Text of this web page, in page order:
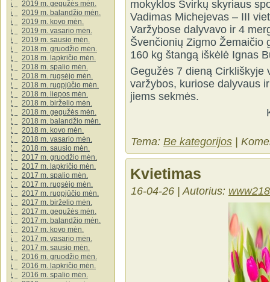
2019 m. gegužės mėn.
2019 m. balandžio mėn.
2019 m. kovo mėn.
2019 m. vasario mėn.
2019 m. sausio mėn.
2018 m. gruodžio mėn.
2018 m. lapkričio mėn.
2018 m. spalio mėn.
2018 m. rugsėjo mėn.
2018 m. rugpjūčio mėn.
2018 m. liepos mėn.
2018 m. birželio mėn.
2018 m. gegužės mėn.
2018 m. balandžio mėn.
2018 m. kovo mėn.
2018 m. vasario mėn.
2018 m. sausio mėn.
2017 m. gruodžio mėn.
2017 m. lapkričio mėn.
2017 m. spalio mėn.
2017 m. rugsėjo mėn.
2017 m. rugpjūčio mėn.
2017 m. birželio mėn.
2017 m. gegužės mėn.
2017 m. balandžio mėn.
2017 m. kovo mėn.
2017 m. vasario mėn.
2017 m. sausio mėn.
2016 m. gruodžio mėn.
2016 m. lapkričio mėn.
2016 m. spalio mėn.
mokyklos Svirkų skyriaus
Vadimas Michejevas – III
Varžybose dalyvavo ir 4
Švenčionių Zigmo Žemaičio
160 kg štangą iškėlė Ignas
Gegužės 7 dieną Cirkliškyje
varžybos, kuriose dalyvaus
jiems sekmės.
Tema: Be kategorijos |
Kvietimas
16-04-26 | Autorius: